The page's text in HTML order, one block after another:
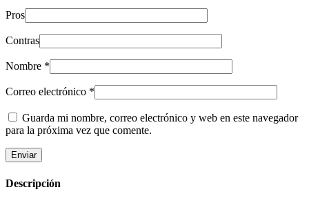
Pros
Contras
Nombre *
Correo electrónico *
Guarda mi nombre, correo electrónico y web en este navegador
para la próxima vez que comente.
Descripción